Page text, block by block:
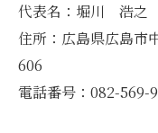
代表名：堀川 浩之
住所：広島県広島市
606
電話番号：082-569-